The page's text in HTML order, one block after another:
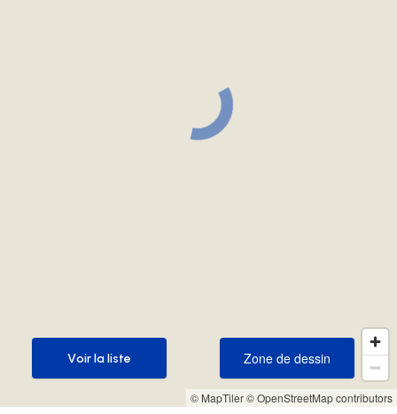
© MapTiler© OpenStreetMap contributors
Zone de dessin
Zone de dessin
Voir la liste
Voir la liste